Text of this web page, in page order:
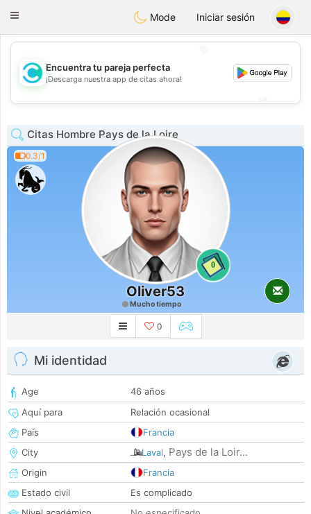
olombiaCitas
Toggle
Mode Iniciar sesión
💖
💕
Encuentra tu pareja perfecta
¡Descarga nuestra app de citas ahora!
Citas Hombre Pays de la Loire
0.3/1
0
Oliver53
Mucho tiempo
0
Mi identidad
Age
46 años
Aquí para
Relación ocasional
País
Francia
City
Laval, Pays de la Loir...
Origin
Francia
Estado civil
Es complicado